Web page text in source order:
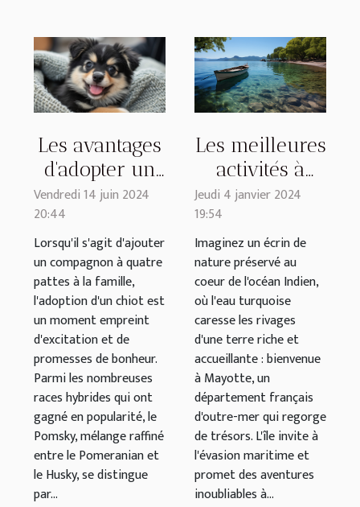
Les avantages
d'adopter un
chiot Pomsky
auprès d'un
élevage
familial dédié
Vendredi 14 juin 2024
20:44
Lorsqu'il s'agit d'ajouter
un compagnon à quatre
pattes à la famille,
l'adoption d'un chiot est
un moment empreint
d'excitation et de
promesses de bonheur.
Parmi les nombreuses
races hybrides qui ont
gagné en popularité, le
Pomsky, mélange raffiné
entre le Pomeranian et
le Husky, se distingue
par...
Les meilleures
activités à
faire lors
d'une sortie
en bateau à
Mayotte
Jeudi 4 janvier 2024
19:54
Imaginez un écrin de
nature préservé au
coeur de l'océan Indien,
où l'eau turquoise
caresse les rivages
d'une terre riche et
accueillante : bienvenue
à Mayotte, un
département français
d'outre-mer qui regorge
de trésors. L'île invite à
l'évasion maritime et
promet des aventures
inoubliables à...